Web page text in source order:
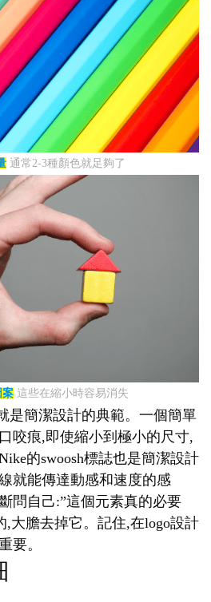
通常2-3種顏色就足夠了
案 這些在縮小時容易消失
是簡潔設計的典範。一個簡單
咬痕,即使縮小到極小的尺寸,
的swoosh標誌也是簡潔設計
就能傳達動感和速度的感
問自己:”這個元素真的必要
,大膽去掉它。記住,在logo設計
要。